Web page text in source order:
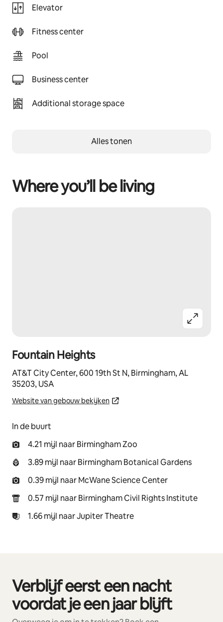
Elevator
Fitness center
Pool
Business center
Additional storage space
Alles tonen
Where you’ll be living
Fountain Heights
AT&T City Center, 600 19th St N, Birmingham, AL
35203, USA
Website van gebouw bekijken
In de buurt
4.21 mijl naar Birmingham Zoo
3.89 mijl naar Birmingham Botanical Gardens
0.39 mijl naar McWane Science Center
0.57 mijl naar Birmingham Civil Rights Institute
1.66 mijl naar Jupiter Theatre
Verblijf eerst een nacht
voordat je een jaar blijft
0 van 0 items weergegeven